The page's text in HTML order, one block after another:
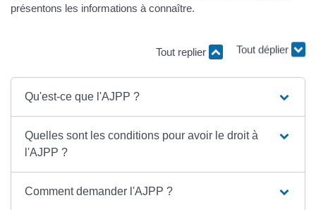
présentons les informations à connaître.
Tout replier Tout déplier
Qu'est-ce que l'AJPP ?
Quelles sont les conditions pour avoir le droit à
l'AJPP ?
Comment demander l'AJPP ?